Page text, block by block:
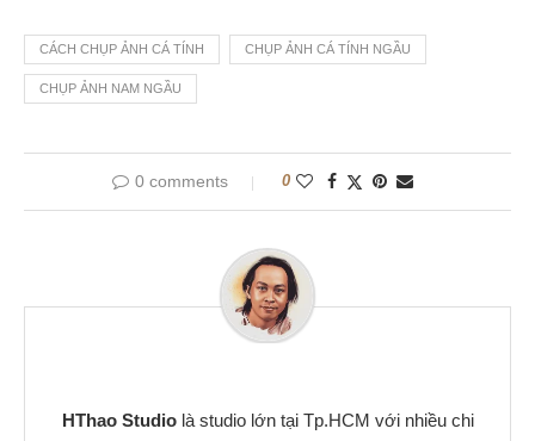
CÁCH CHỤP ẢNH CÁ TÍNH CHỤP ẢNH CÁ TÍNH NGẦU
CHỤP ẢNH NAM NGẦU
0 comments 0
HThao Studiolà studio lớn tại Tp.HCM với nhiều chi